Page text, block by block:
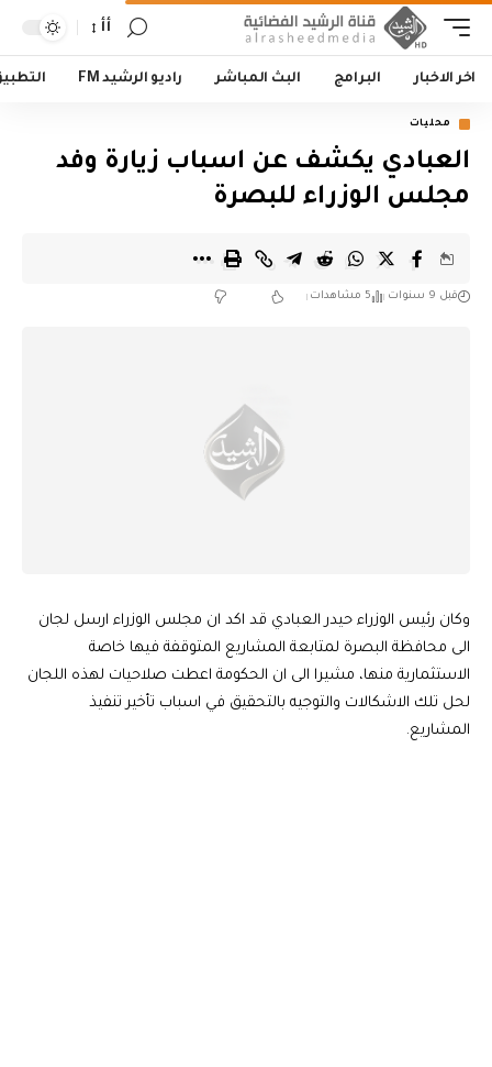
أأ
اخر الاخبار البرامج البث المباشر راديو الرشيد FM
محليات
العبادي يكشف عن اسباب زيارة وفد
مجلس الوزراء للبصرة
قبل 9 سنوات 5 مشاهدات
وكان رئيس الوزراء حيدر العبادي قد اكد ان مجلس الوزراء ارسل لجان
الى محافظة البصرة لمتابعة المشاريع المتوقفة فيها خاصة
الاستثمارية منها، مشيرا الى ان الحكومة اعطت صلاحيات لهذه اللجان
لحل تلك الاشكالات والتوجيه بالتحقيق في اسباب تأخير تنفيذ
المشاريع.